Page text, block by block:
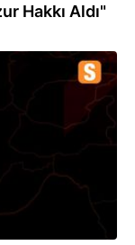
Hakkı Aldı"